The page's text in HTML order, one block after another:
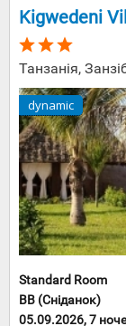
Kigwedeni
Танзанія,
dynamic
Standard Room
BB (Сніданок)
05.09.2026, 7